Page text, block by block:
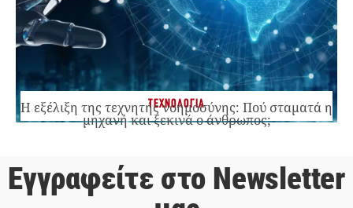
ΤΕΧΝΟΛΟΓΙΑ
Η εξέλιξη της τεχνητής νοημοσύνης: Πού σταματά η
μηχανή και ξεκινά ο άνθρωπος;
Εγγραφείτε στο Newsletter